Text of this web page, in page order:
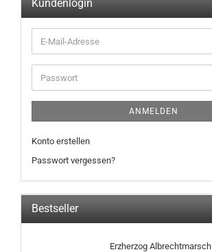
Kundenlogin
ANMELDEN
Konto erstellen
Passwort vergessen?
Bestseller
Erzherzog Albrechtmarsch